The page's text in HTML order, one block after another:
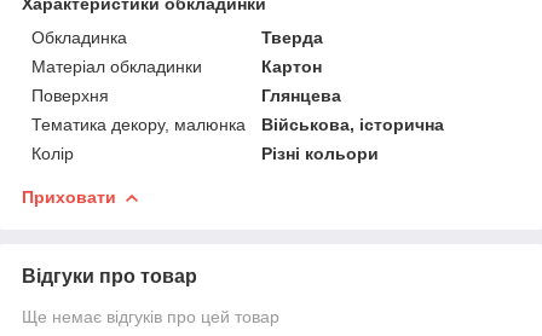
Обкладинка
Тверда
Матеріал обкладинки
Картон
Поверхня
Глянцева
Тематика декору, малюнка
Військова, історична
Колір
Різні кольори
Приховати
Відгуки про товар
Ще немає відгуків про цей товар